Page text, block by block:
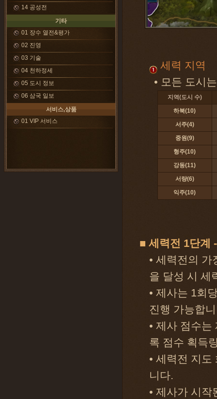
14 공성전
기타
01 장수 열전&평가
02 진영
03 기술
04 천하정세
05 도시 정보
06 삼국 일보
서비스,상품
01 VIP 서비스
세력 지역
• 모든 도시
지역(도시 수)
하북(10)
서주(4)
중원(9)
형주(10)
강동(11)
서량(6)
익주(10)
■ 세력전 1단계
• 세력전의
을 달성 시 세
• 제사는 1회
진행 가능합
• 제사 점수
록 점수 획득
• 세력전 지
니다.
• 제사가 시